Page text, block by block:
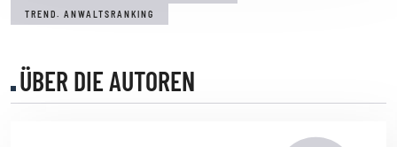
TREND. ANWALTSRANKING
ÜBER DIE AUTOREN